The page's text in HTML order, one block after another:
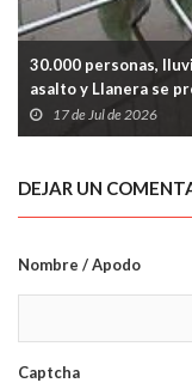
30.000 personas,
asalto y Llanera se
17 de Jul de 2026
DEJAR UN
Nombre / Apodo
Captcha